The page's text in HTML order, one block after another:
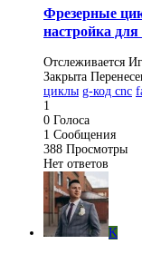
Фрезерные
настройка для
Отслеживается
Закрыта
циклы g-код cnc
1
0 Голоса
1 Сообщения
388 Просмотры
Нет ответов
K